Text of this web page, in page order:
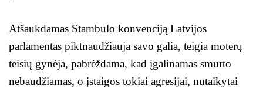
Atšaukdamas Stambulo konvenciją Latvijos
parlamentas piktnaudžiauja savo galia, teigia moterų
teisių gynėja, pabrėždama, kad įgalinamas smurto
nebaudžiamas, o įstaigos tokiai agresijai, nutaikytai